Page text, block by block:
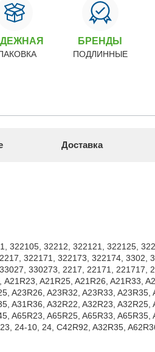
БРЕНДЫ
ПОДЛИННЫЕ
Доставка
322105, 32212, 322121, 322125,
322171, 322173, 322174, 3302,
330273, 2217, 22171, 221717,
A21R25, A21R26, A21R33,
A23R26, A23R32, A23R33, A23R35,
A31R36, A32R22, A32R23, A32R25,
A65R23, A65R25, A65R33, A65R35,
24-10, 24, C42R92, A32R35,